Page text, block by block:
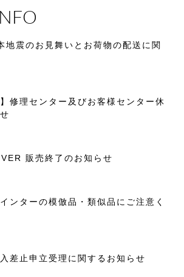
地震のお見舞いとお荷物の配送に関
】修理センター及びお客様センター休
販売終了のお知らせ
ンターの模倣品・類似品にご注意く
差止申立受理に関するお知らせ